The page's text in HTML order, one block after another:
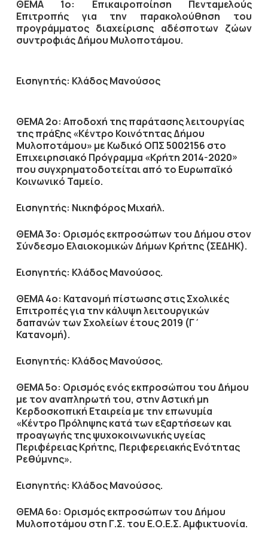
ΘΕΜΑ 1ο: Επικαιροποίηση Πενταμελούς
Επιτροπής για την παρακολούθηση του
προγράμματος διαχείρισης αδέσποτων ζώων
συντροφιάς Δήμου Μυλοποτάμου.
Εισηγητής: Κλάδος Μανούσος
ΘΕΜΑ 2ο: Αποδοχή της παράτασης λειτουργίας
της πράξης «Κέντρο Κοινότητας Δήμου
Μυλοποτάμου» με Κωδικό ΟΠΣ 5002156 στο
Επιχειρησιακό Πρόγραμμα «Κρήτη 2014-2020»
που συγχρηματοδοτείται από το Ευρωπαϊκό
Κοινωνικό Ταμείο.
Εισηγητής: Νικηφόρος Μιχαήλ.
ΘΕΜΑ 3ο: Ορισμός εκπροσώπων του Δήμου στον
Σύνδεσμο Ελαιοκομικών Δήμων Κρήτης (ΣΕΔΗΚ).
Εισηγητής: Κλάδος Μανούσος.
ΘΕΜΑ 4ο: Κατανομή πίστωσης στις Σχολικές
Επιτροπές για την κάλυψη λειτουργικών
δαπανών των Σχολείων έτους 2019 (Γ΄
Κατανομή).
Εισηγητής: Κλάδος Μανούσος.
ΘΕΜΑ 5ο: Ορισμός ενός εκπροσώπου του Δήμου
με τον αναπληρωτή του, στην Αστική μη
Κερδοσκοπική Εταιρεία με την επωνυμία
«Κέντρο Πρόληψης κατά των εξαρτήσεων και
προαγωγής της ψυχοκοινωνικής υγείας
Περιφέρειας Κρήτης, Περιφερειακής Ενότητας
Ρεθύμνης».
Εισηγητής: Κλάδος Μανούσος.
ΘΕΜΑ 6ο: Ορισμός εκπροσώπων του Δήμου
Μυλοποτάμου στη Γ.Σ. του Ε.Ο.Ε.Σ. Αμφικτυονία.